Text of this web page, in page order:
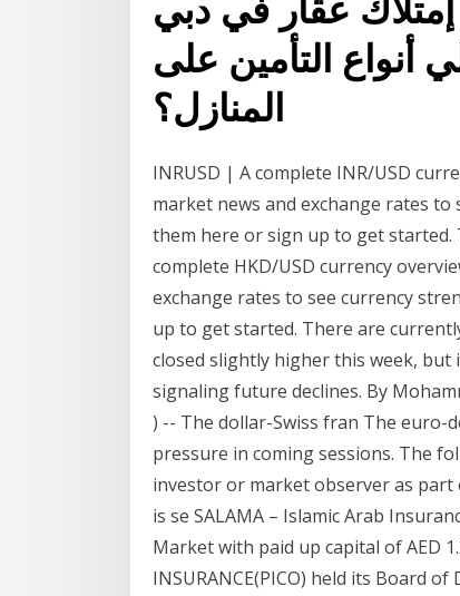
عقار في دبي
أنواع التأمين على
المنازل؟
INRUSD | A complete INR/USD
market news and exchange rates to
them here or sign up to get
complete HKD/USD currency
exchange rates to see currency
up to get started. There are
closed slightly higher this week, but
signaling future declines. By
) -- The dollar-Swiss fran The euro-
pressure in coming sessions. The
investor or market observer as
is se SALAMA – Islamic Arab
Market with paid up capital of AED
INSURANCE(PICO) held its Board